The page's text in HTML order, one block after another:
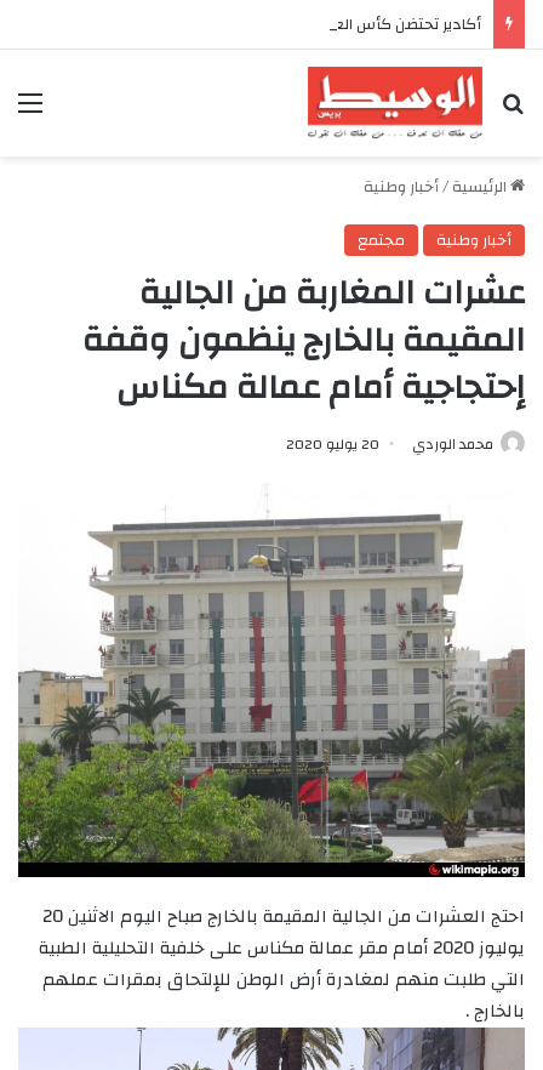
بحث عن
الرئيسية/أخبار وطنية
أخبار وطنية
مجتمع
عشرات المغاربة من الجالية
المقيمة بالخارج ينظمون وقفة
إحتجاجية أمام عمالة مكناس
محمد الوردي 20 يوليو 2020
احتج العشرات من الجالية المقيمة بالخارج صباح اليوم الاثنين 20
يوليوز 2020 أمام مقر عمالة مكناس على خلفية التحليلية الطبية
التي طلبت منهم لمغادرة أرض الوطن للإلتحاق بمقرات عملهم
بالخارج .